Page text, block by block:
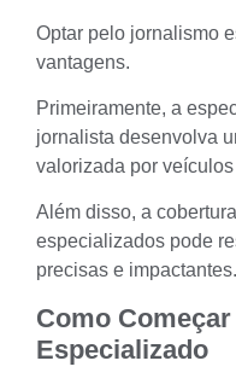
Optar pelo jornalismo
vantagens.
Primeiramente, a
jornalista desenvolva
valorizada por
Além disso, a
especializados pode
precisas e impactantes.
Como
Especializado